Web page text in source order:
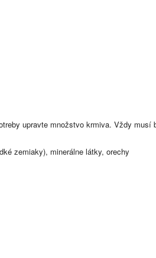
upravte množstvo krmiva. Vždy
zemiaky), minerálne látky, orechy